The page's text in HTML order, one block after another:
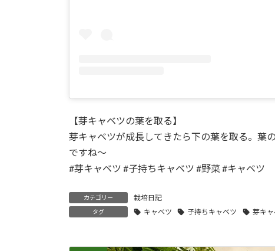
【芽キャベツの葉を取る】
芽キャベツが成長してきたら下の葉を取る。葉
ですね〜
#芽キャベツ #子持ちキャベツ #野菜 #キャベツ
カテゴリー 栽培日記
タグ キャベツ 子持ちキャベツ 芽キャ